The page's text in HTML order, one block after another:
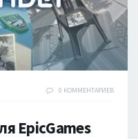
0 КОММЕНТАРИЕВ
EpicGames